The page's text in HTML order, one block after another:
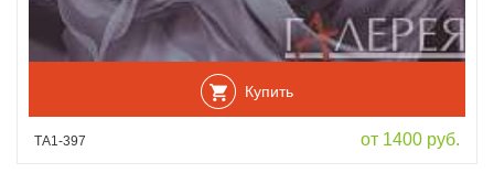
Купить
ТА1-397 от 1400 руб.